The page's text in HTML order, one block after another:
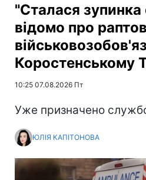
"Сталася
відомо про
Коростенському
10:25 07.08.2026 Пт
Уже призначено
ЮЛІЯ КАПІТОНОВА